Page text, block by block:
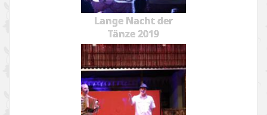
Lange Nacht der
Tänze 2019